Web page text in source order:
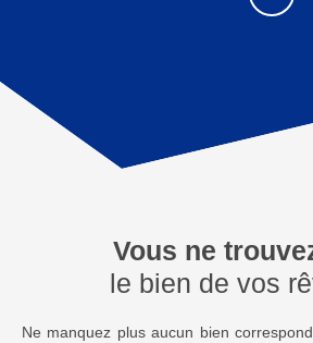
Vous ne
le bien de vos
Ne manquez plus aucun bien